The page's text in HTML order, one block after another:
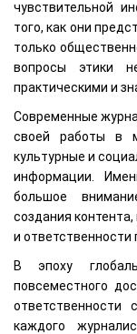
чувствительной
того, как они
только
вопросы этики
практическими и
Современные
своей работы в
культурные и
информации.
большое
создания
и
В эпоху
повсеместного
ответственности
каждого